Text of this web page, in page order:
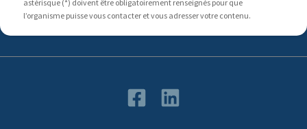
astérisque (*) doivent être obligatoirement renseignés pour que
l’organisme puisse vous contacter et vous adresser votre contenu.